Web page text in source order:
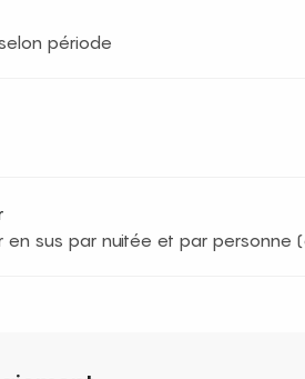
période
en sus par nuitée et par personne